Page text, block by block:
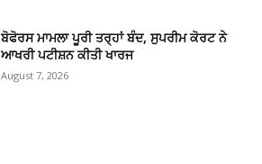
ਬੋਫੋਰਸ ਮਾਮਲਾ ਪੂਰੀ ਤਰ੍ਹਾਂ ਬੰਦ, ਸੁਪਰੀਮ ਕੋਰਟ ਨੇ
ਆਖਰੀ ਪਟੀਸ਼ਨ ਕੀਤੀ ਖਾਰਜ
August 7, 2026